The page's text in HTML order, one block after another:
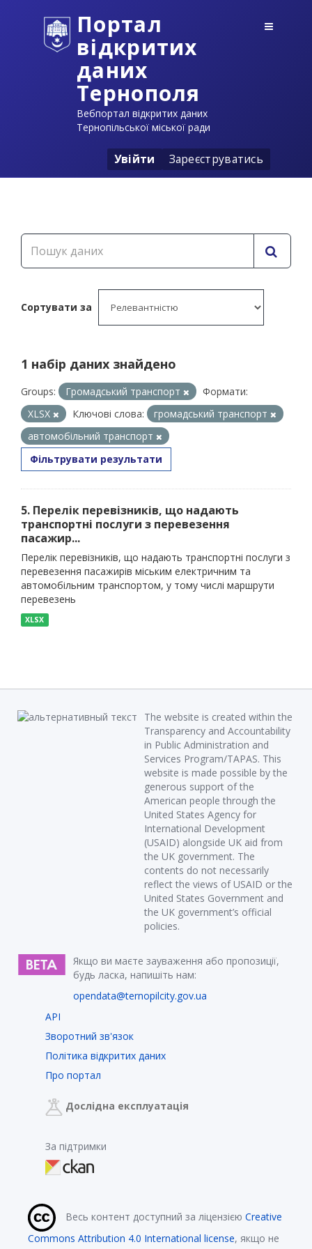
Портал
відкритих
даних
Тернополя
Вебпортал відкритих даних
Тернопільської міської ради
Увійти Зареєструватись
Сортувати за
1 набір даних знайдено
Groups: Громадський транспорт
Формати:
XLSX
Ключові слова:
громадський транспорт
автомобільний транспорт
Фільтрувати результати
5. Перелік перевізників, що надають
транспортні послуги з перевезення
пасажир...
Перелік перевізників, що надають транспортні послуги з
перевезення пасажирів міським електричним та
автомобільним транспортом, у тому числі маршрути
перевезень
XLSX
The website is created within the
Transparency and Accountability
in Public Administration and
Services Program/TAPAS. This
website is made possible by the
generous support of the
American people through the
United States Agency for
International Development
(USAID) alongside UK aid from
the UK government. The
contents do not necessarily
reflect the views of USAID or the
United States Government and
the UK government’s official
policies.
Якщо ви маєте зауваження або пропозиції,
будь ласка, напишіть нам:
opendata@ternopilcity.gov.ua
API
Зворотний зв'язок
Політика відкритих даних
Про портал
Дослідна експлуатація
За підтримки
Весь контент доступний за ліцензією Creative
Commons Attribution 4.0 International license, якщо не